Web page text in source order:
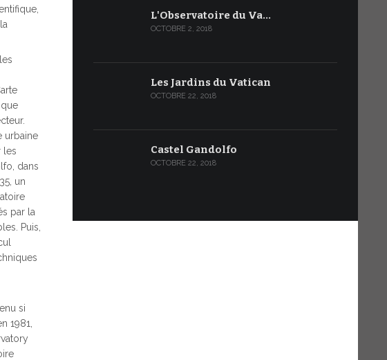
urbaine
les
dans
un
par la
Puis,
si
1981,
L'Observatoire du Va…
OCTOBRE 2, 2018
Les Jardins du Vatican
OCTOBRE 22, 2018
Castel Gandolfo
OCTOBRE 22, 2018